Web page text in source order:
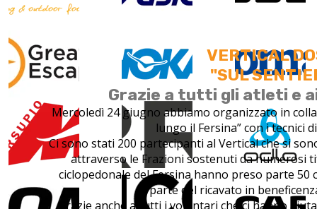
VERTICAL
"SUL
Grazie a tutti gli atleti e
Mercoledì 24 giugno abbiamo organizzato in
lungo il Fersina” con i tecnici
Ci sono stati 200 partecipanti al Vertical che si
attraverso le Frazioni sostenuti da numerosi
ciclopedonale del Fersina hanno preso parte
parte del ricavato in
Grazie anche a tutti i volontari che ci hanno